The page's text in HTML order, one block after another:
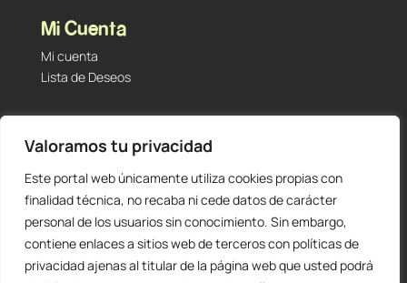
Valoramos tu privacidad
Este portal web únicamente utiliza cookies propias con
finalidad técnica, no recaba ni cede datos de carácter
personal de los usuarios sin conocimiento. Sin embargo,
contiene enlaces a sitios web de terceros con políticas de
privacidad ajenas al titular de la página web que usted podrá
Mi Cuenta
Mi cuenta
Lista de Deseos
Tu Tienda de Segunda Mano, Sambara #101 (Madrid,
28027 – España)
912 60 05 55 |+34 601 23 09 14
info@staging.tutiendadesegundamano.com